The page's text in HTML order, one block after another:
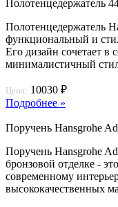
Полотенцедержатель
Полотенцедержатель
функциональный и
Его дизайн сочетает в
минималистичный
Цена: 10030 ₽
Подробнее »
Поручень Hansgrohe
Поручень Hansgrohe
бронзовой отделке -
современному
высококачественных